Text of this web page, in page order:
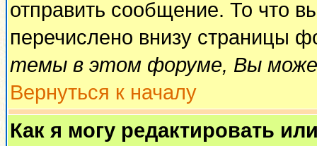
отправить сообщение. То что
перечислено внизу страницы
темы в этом форуме, Вы
Вернуться к началу
Как я могу редактировать